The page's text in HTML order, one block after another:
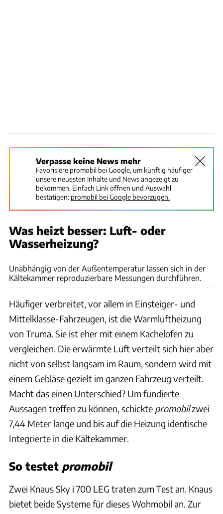
Verpasse keine News mehr
Favorisiere promobil bei Google, um künftig häufiger
unsere neuesten Inhalte und News angezeigt zu
bekommen. Einfach Link öffnen und Auswahl
bestätigen: promobil bei Google bevorzugen.
Was heizt besser: Luft- oder
Wasserheizung?
Unabhängig von der Außentemperatur lassen sich in der
Kältekammer reproduzierbare Messungen durchführen.
Häufiger verbreitet, vor allem in Einsteiger- und
Mittelklasse-Fahrzeugen, ist die Warmluftheizung
von Truma. Sie ist eher mit einem Kachelofen zu
vergleichen. Die erwärmte Luft verteilt sich hier aber
nicht von selbst langsam im Raum, sondern wird mit
einem Gebläse gezielt im ganzen Fahrzeug verteilt.
Macht das einen Unterschied? Um fundierte
Aussagen treffen zu können, schickte promobilzwei
7,44 Meter lange und bis auf die Heizung identische
Integrierte in die Kältekammer.
So testet promobil
Zwei Knaus Sky i 700 LEG traten zum Test an. Knaus
bietet beide Systeme für dieses Wohmobil an. Zur